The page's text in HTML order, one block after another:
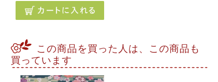
この商品を買った人は、この商品も
買っています